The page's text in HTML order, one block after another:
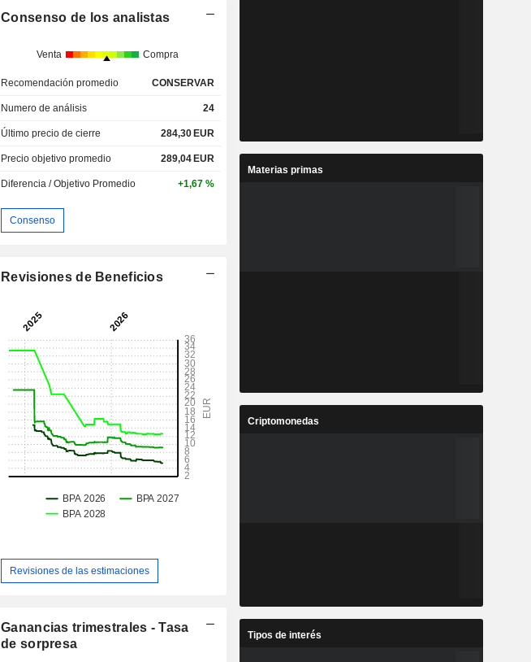
Consenso de los analistas
Venta Compra
Recomendación promedio CONSERVAR
Numero de análisis 24
Último precio de cierre 284,30 EUR
Precio objetivo promedio 289,04 EUR
Diferencia / Objetivo Promedio +1,67 %
Consenso
Revisiones de Beneficios
Revisiones de las estimaciones
Ganancias trimestrales - Tasa
de sorpresa
Materias primas
Criptomonedas
Tipos de interés